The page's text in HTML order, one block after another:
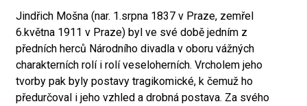
Jindřich Mošna (nar. 1.srpna 1837 v Praze, zemřel
6.května 1911 v Praze) byl ve své době jedním z
předních herců Národního divadla v oboru vážných
charakterních rolí i rolí veseloherních. Vrcholem jeho
tvorby pak byly postavy tragikomické, k čemuž ho
předurčoval i jeho vzhled a drobná postava. Za svého